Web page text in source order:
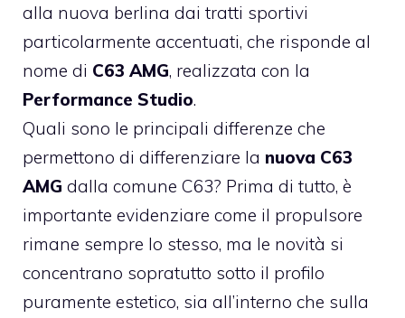
alla nuova berlina dai tratti sportivi
particolarmente accentuati, che risponde al
nome di C63 AMG, realizzata con la
Performance Studio.
Quali sono le principali differenze che
permettono di differenziare la nuova C63
AMG dalla comune C63? Prima di tutto, è
importante evidenziare come il propulsore
rimane sempre lo stesso, ma le novità si
concentrano sopratutto sotto il profilo
puramente estetico, sia all’interno che sulla